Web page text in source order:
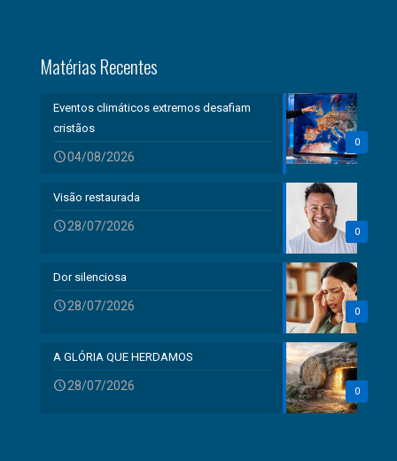
Matérias Recentes
0
Eventos climáticos extremos desafiam
cristãos
04/08/2026
0
Visão restaurada
28/07/2026
0
Dor silenciosa
28/07/2026
0
A GLÓRIA QUE HERDAMOS
28/07/2026